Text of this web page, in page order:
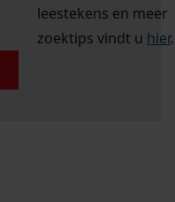
leestekens en meer
zoektips vindt u hier.